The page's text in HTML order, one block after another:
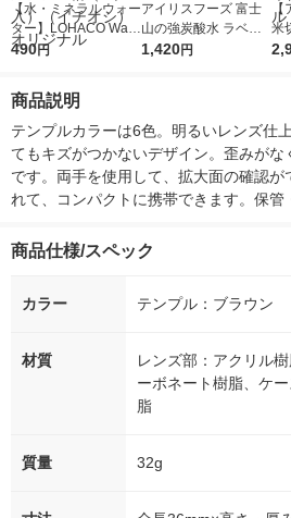
【水・ミネラルウォー
ター】LOHACO Wate
r（ロハコウォータ
シ） オリジナル
490円
アイリスフーズ 富士
山の強炭酸水 ラベル
レス 500ml 1箱（24
1,420円
【
米
な
商品説明
テンプルカラーは6色。明るいレンズ仕
てもキズがつかないデザイン。歪みが
です。両手を使用して、拡大面の確認が
れて、コンパクトに携帯できます。保管
商品仕様/スペック
カラー テンプル：ブラウン
材質
レンズ部：アクリル
ーボネート樹脂、ケ
脂
質量 32g